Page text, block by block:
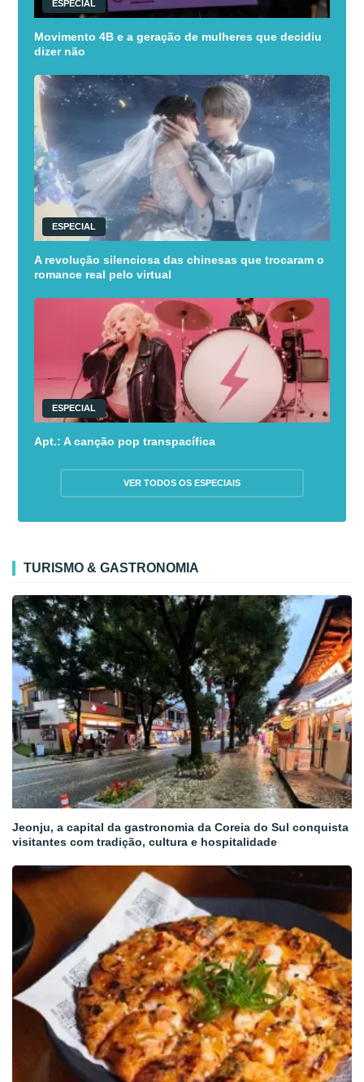
ESPECIAL
Movimento 4B e a geração de mulheres que decidiu
dizer não
ESPECIAL
A revolução silenciosa das chinesas que trocaram o
romance real pelo virtual
ESPECIAL
Apt.: A canção pop transpacífica
VER TODOS OS ESPECIAIS
TURISMO & GASTRONOMIA
Jeonju, a capital da gastronomia da Coreia do Sul conquista
visitantes com tradição, cultura e hospitalidade